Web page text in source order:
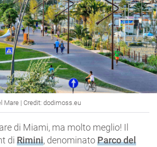
Mare | Credit: dodimoss.eu
di Miami, ma molto meglio! Il
di Rimini, denominatoParco del